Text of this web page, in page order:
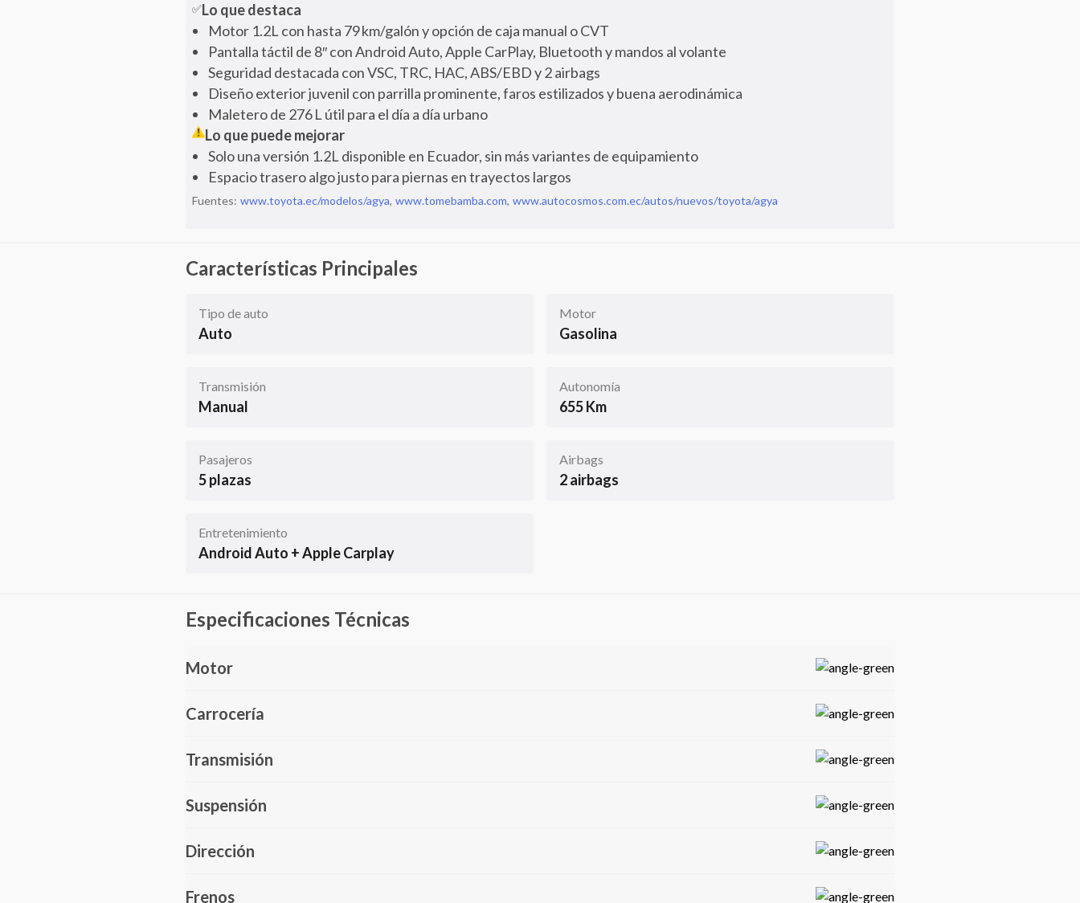
✅Lo que destaca
Motor 1.2L con hasta 79 km/galón y opción de caja manual o CVT
Pantalla táctil de 8″ con Android Auto, Apple CarPlay, Bluetooth y mandos al volante
Seguridad destacada con VSC, TRC, HAC, ABS/EBD y 2 airbags
Diseño exterior juvenil con parrilla prominente, faros estilizados y buena aerodinámica
Maletero de 276 L útil para el día a día urbano
Lo que puede mejorar
Solo una versión 1.2L disponible en Ecuador, sin más variantes de equipamiento
Espacio trasero algo justo para piernas en trayectos largos
Fuentes: www.toyota.ec/modelos/agya, www.tomebamba.com, www.autocosmos.com.ec/autos/nuevos/toyota/agya
Características Principales
Tipo de auto
Auto
Motor
Gasolina
Transmisión
Manual
Autonomía
655 Km
Pasajeros
5 plazas
Airbags
2 airbags
Entretenimiento
Android Auto + Apple Carplay
Especificaciones Técnicas
Motor
Carrocería
Transmisión
Suspensión
Dirección
Frenos